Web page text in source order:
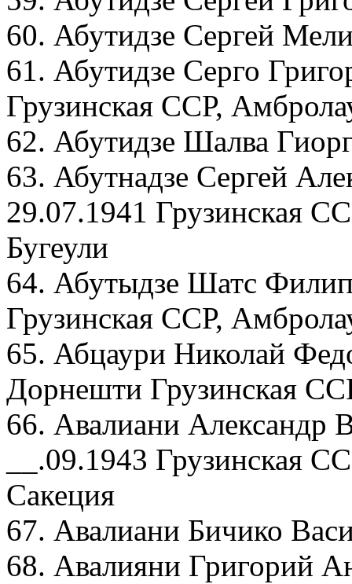
60. Абутидзе Сергей
61. Абутидзе Серго
Грузинская ССР,
62. Абутидзе Шалва
63. Абутнадзе Сергей
29.07.1941 Грузинская
Бугеули
64. Абутыдзе Шатс
Грузинская ССР,
65. Абцаури Николай
Дорнешти Грузинская
66. Авалиани Александр
__.09.1943 Грузинская
Сакеция
67. Авалиани Бичико
68. Авалияни Григорий